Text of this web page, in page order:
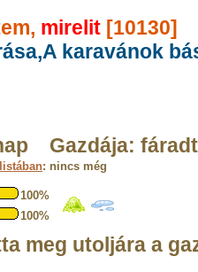
mirelit [10130]
karavánok
Gazdája: fáradt
: nincs még
100%
100%
meg utoljára a